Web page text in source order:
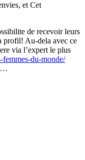
et Cet
de recevoir leurs
profil! Au-dela avec ce
via l’expert le plus
du-monde/